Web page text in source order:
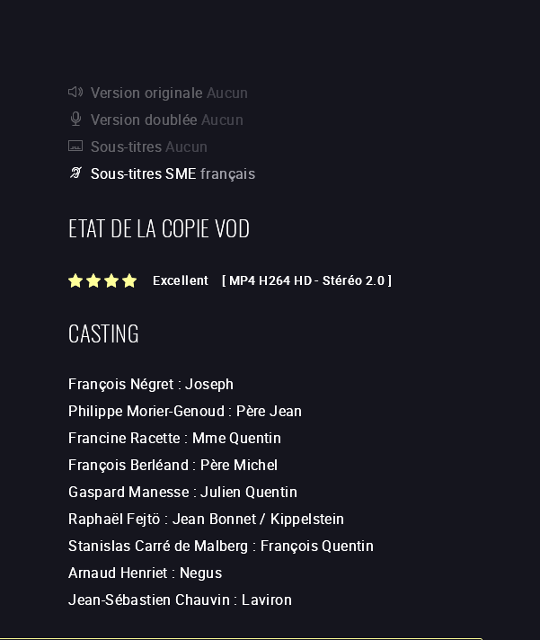
Version originale Aucun
Version doublée Aucun
Sous-titres Aucun
Sous-titres SME français
ETAT DE LA COPIE VOD
Excellent [ MP4 H264 HD-Stéréo 2.0 ]
CASTING
François Négret :Joseph
Philippe Morier-Genoud : Père Jean
Francine Racette : Mme Quentin
François Berléand : Père Michel
Gaspard Manesse :Julien Quentin
Raphaël Fejtö : Jean Bonnet / Kippelstein
Stanislas Carré de Malberg : François Quentin
Arnaud Henriet : Negus
Jean-Sébastien Chauvin : Laviron